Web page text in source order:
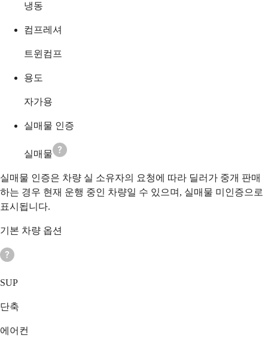
냉동
컴프레셔
트윈컴프
용도
자가용
실매물 인증
실매물
실매물 인증은 차량 실 소유자의 요청에 따라 딜러가 중개 판매
하는 경우 현재 운행 중인 차량일 수 있으며, 실매물 미인증으로
표시됩니다.
기본 차량 옵션
SUP
단축
에어컨